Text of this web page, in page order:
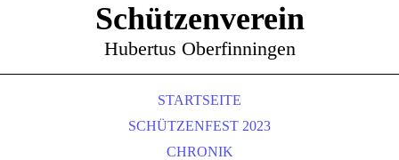
Schützenverein
Hubertus Oberfinningen
STARTSEITE
SCHÜTZENFEST 2023
CHRONIK